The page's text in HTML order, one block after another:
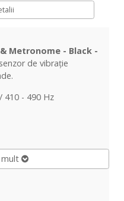
Metronome - Black -
de vibrație
410 - 490 Hz
mult